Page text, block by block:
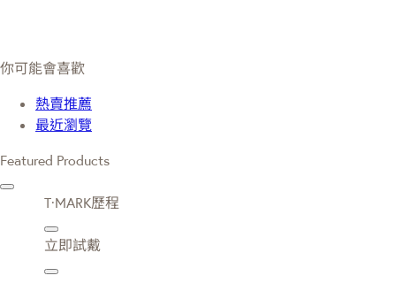
你可能會喜歡
熱賣推薦
最近瀏覽
Featured Products
T·MARK歷程
立即試戴